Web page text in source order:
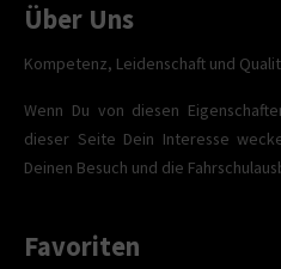
Über Uns
Kompetenz, Leidenschaft und
Wenn Du von diesen
dieser Seite Dein Interesse
Deinen Besuch und die
Favoriten